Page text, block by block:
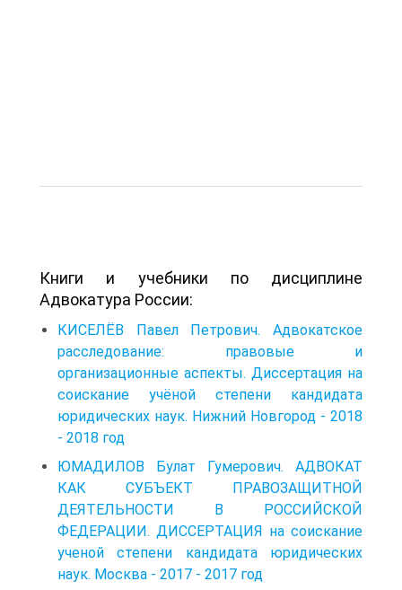
Книги и учебники по дисциплине
Адвокатура России:
КИСЕЛЁВ Павел Петрович. Адвокатское
расследование: правовые и
организационные аспекты. Диссертация на
соискание учёной степени кандидата
юридических наук. Нижний Новгород - 2018
- 2018 год
ЮМАДИЛОВ Булат Гумерович. АДВОКАТ
КАК СУБЪЕКТ ПРАВОЗАЩИТНОЙ
ДЕЯТЕЛЬНОСТИ В РОССИЙСКОЙ
ФЕДЕРАЦИИ. ДИССЕРТАЦИЯ на соискание
ученой степени кандидата юридических
наук. Москва - 2017 - 2017 год